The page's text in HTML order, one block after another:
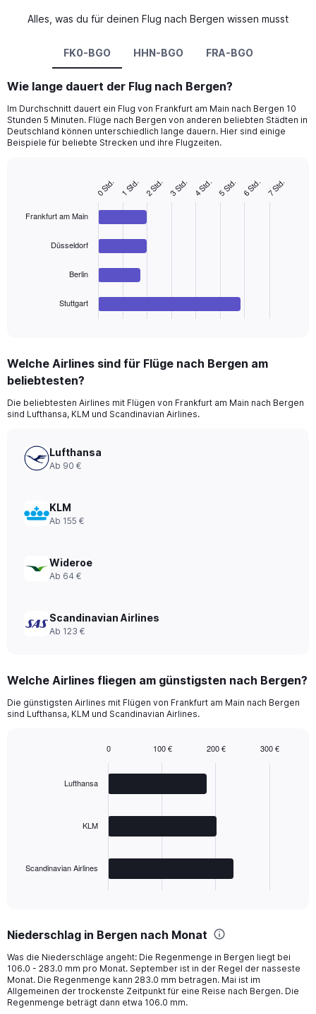
Alles, was du für deinen Flug nach Bergen wissen musst
FK0-BGO HHN-BGO FRA-BGO
Wie lange dauert der Flug nach Bergen?
Im Durchschnitt dauert ein Flug von Frankfurt am Main nach Bergen 10
Stunden 5 Minuten. Flüge nach Bergen von anderen beliebten Städten in
Deutschland können unterschiedlich lange dauern. Hier sind einige
Beispiele für beliebte Strecken und ihre Flugzeiten.
Range:
4
The
chart
Y
axis
values.
Range:
Frankfurt am Main
Düsseldorf
Berlin
Stuttgart
0 Std. 1 Std. 2 Std. 3 Std. 4 Std. 5 Std. 6 Std. 7 Std.
Welche Airlines sind für Flüge nach Bergen am
beliebtesten?
Die beliebtesten Airlines mit Flügen von Frankfurt am Main nach Bergen
sind Lufthansa, KLM und Scandinavian Airlines.
Lufthansa
Ab 90 €
KLM
Ab 155 €
Wideroe
Ab 64 €
Scandinavian Airlines
Ab 123 €
Welche Airlines fliegen am günstigsten nach Bergen?
Die günstigsten Airlines mit Flügen von Frankfurt am Main nach Bergen
sind Lufthansa, KLM und Scandinavian Airlines.
Range:
3
categories.
The
chart
has
Lufthansa
KLM
Scandinavian Airlines
0 100 € 200 € 300 €
Niederschlag in Bergen nach Monat
Was die Niederschläge angeht: Die Regenmenge in Bergen liegt bei
106.0 - 283.0 mm pro Monat. September ist in der Regel der nasseste
Monat. Die Regenmenge kann 283.0 mm betragen. Mai ist im
Allgemeinen der trockenste Zeitpunkt für eine Reise nach Bergen. Die
Regenmenge beträgt dann etwa 106.0 mm.